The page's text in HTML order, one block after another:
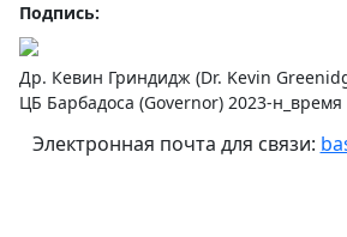
Подпись:
Др. Кевин Гриндидж (Dr. Kevin
ЦБ Барбадоса (Governor) 2023-н_время
Электронная почта для связи: